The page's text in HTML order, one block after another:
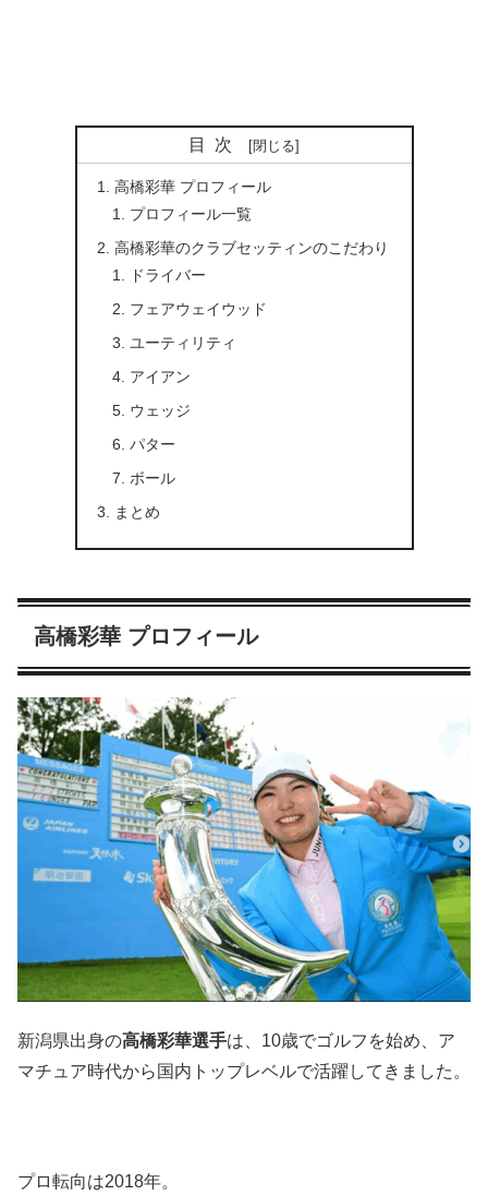
目次
高橋彩華 プロフィール
プロフィール一覧
高橋彩華のクラブセッティンのこだわり
ドライバー
フェアウェイウッド
ユーティリティ
アイアン
ウェッジ
パター
ボール
まとめ
高橋彩華 プロフィール
新潟県出身の高橋彩華選手は、10歳でゴルフを始め、ア
マチュア時代から国内トップレベルで活躍してきました。
プロ転向は2018年。